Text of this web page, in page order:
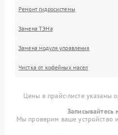
Ремонт гидросистемы
Замена ТЭНа
Замена модуля управления
Чистка от кофейных масел
Цены в прайс-листе указаны
Записывайтесь
Мы проверим ваше устройство